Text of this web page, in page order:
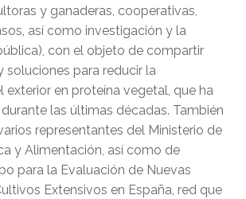
y ganaderas, cooperativas,
así como investigación y la
con el objeto de compartir
soluciones para reducir la
exterior en proteína vegetal, que ha
las últimas décadas. También
representantes del Ministerio de
y Alimentación, así como de
para la Evaluación de Nuevas
Extensivos en España, red que